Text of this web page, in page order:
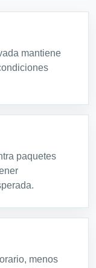
mantiene
paquetes
menos